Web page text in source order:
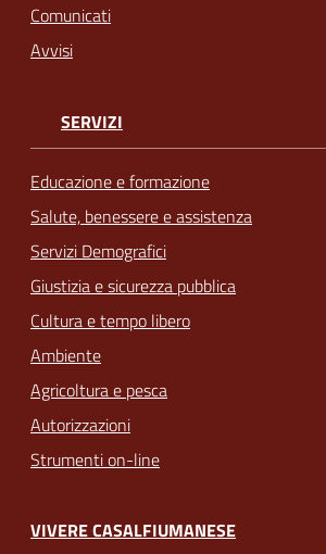
Comunicati
Avvisi
SERVIZI
Educazione e formazione
Salute, benessere e assistenza
Servizi Demografici
Giustizia e sicurezza pubblica
Cultura e tempo libero
Ambiente
Agricoltura e pesca
Autorizzazioni
Strumenti on-line
VIVERE CASALFIUMANESE